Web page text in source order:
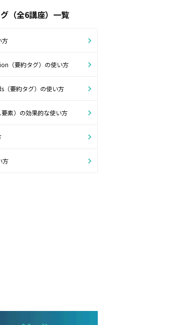
（全6講座）一覧
方
（要約タグ）の使い方
（要約タグ）の使い方
素）の効果的な使い方
方